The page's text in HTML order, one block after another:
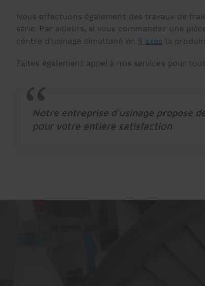
Nous effectuons également des travaux de
série. Par ailleurs, si vous commandez une
centre d’usinage simultané en 5 axes la
Faites également appel à nos services pour
Notre entreprise d’usinage propose
pour votre entière satisfaction